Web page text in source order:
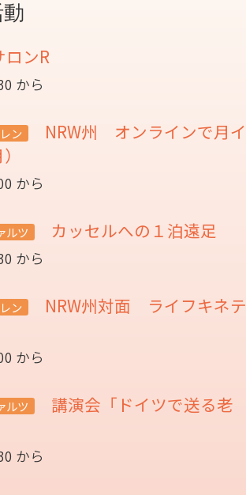
ンR
から
ン
NRW州 オンラインで月イ
から
ルツ カッセルへの１泊遠足
から
ン NRW州対面 ライフキネテ
から
ルツ
講演会「ドイツで送る老
から